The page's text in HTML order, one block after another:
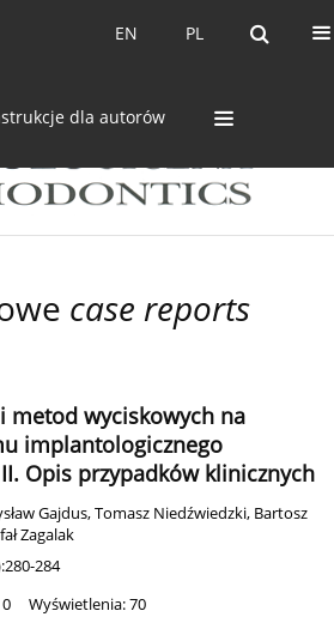
PL
EN PL
EN
dla autorów
case reports
metod wyciskowych na
implantologicznego
Opis przypadków klinicznych
Gajdus,Tomasz Niedźwiedzki, Bartosz
Zagalak
284
Wyświetlenia: 70